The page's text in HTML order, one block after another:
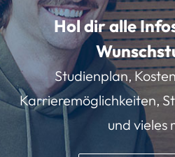
Hol dir alle
Studienplan,
Karrieremöglichkeiten,
und vieles